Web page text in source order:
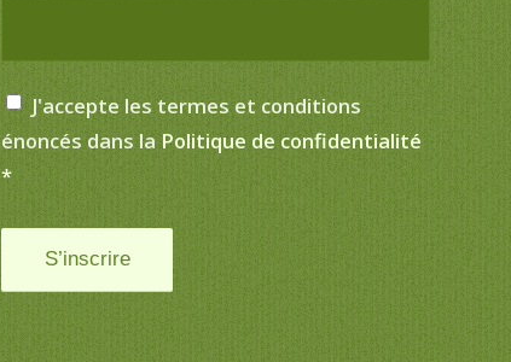
J'accepte les termes et conditions
énoncés dans la Politique de confidentialité
*